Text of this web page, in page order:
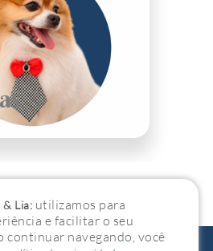
& Lia: utilizamos para
e facilitar o seu
continuar navegando, você